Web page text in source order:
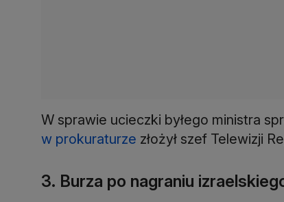
W sprawie ucieczki byłego ministra
w prokuraturze złożył szef Telewizji
3. Burza po nagraniu